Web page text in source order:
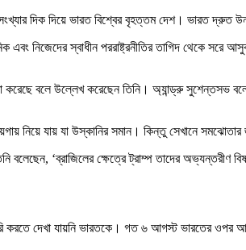
দিক দিয়ে ভারত বিশ্বের বৃহত্তম দেশ। ভারত দ্রুত
এবং নিজেদের স্বাধীন পররাষ্ট্রনীতির তাগিদ থেকে
করেছে বলে উল্লেখ করেছেন তিনি। অ্যান্ড্রু
নিয়ে যায় যা উস্কানির সমান। কিন্তু সেখানে
বলেছেন, ‘ব্রাজিলের ক্ষেত্রে ট্রাম্প তাদের
করতে দেখা যায়নি ভারতকে। গত ৬ আগস্ট ভারতের